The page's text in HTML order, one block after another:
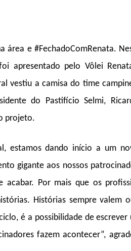
área e #FechadoComRenata.
apresentado pelo Vôlei
vestiu a camisa do time
do Pastifício Selmi,
projeto.
estamos dando início a um
gigante aos nossos
acabar. Por mais que os
Histórias sempre valem
é a possibilidade de
fazem acontecer”,